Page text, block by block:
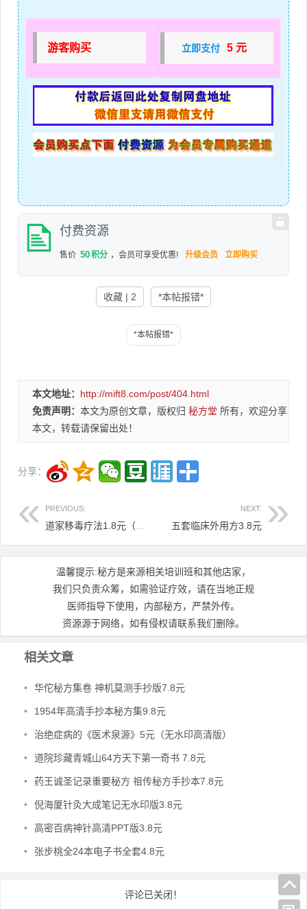
游客购买 立即支付 5 元
付费资源
售价 50积分 ，会员可享受优惠! 升级会员 立即购买
收藏 | 2 *本帖报错*
本文地址： http://mift8.com/post/404.html
免责声明： 本文为原创文章，版权归 秘方堂 所有，欢迎分享
本文，转载请保留出处！
分享：
PREVIOUS:
道家移毒疗法1.8元（特价福利）
NEXT:
五套临床外用方3.8元
温馨提示:秘方是来源相关培训班和其他店家，
我们只负责众筹，如需验证疗效，请在当地正规
医师指导下使用，内部秘方，严禁外传。
资源源于网络，如有侵权请联系我们删除。
相关文章
• 华佗秘方集卷 神机莫测手抄版7.8元
• 1954年高清手抄本秘方集9.8元
• 治绝症病的《医术泉源》5元（无水印高清版）
• 道院珍藏青城山64方天下第一奇书 7.8元
• 药王诚圣记录重要秘方 祖传秘方手抄本7.8元
• 倪海厦针灸大成笔记无水印版3.8元
• 高密百病神针高清PPT版3.8元
• 张步桃全24本电子书全套4.8元
评论已关闭！